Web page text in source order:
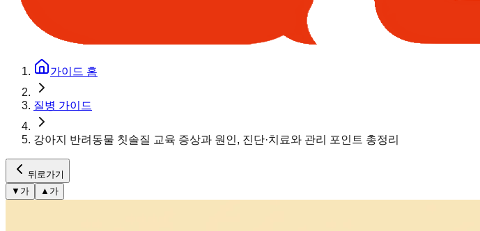
가이드 홈
질병 가이드
강아지 반려동물 칫솔질 교육 증상과 원인, 진단·치료와 관리 포인트 총정리
뒤로가기
▼ 가 ▲ 가